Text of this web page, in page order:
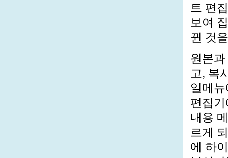
트 편
보여
뀐 것
원본
고, 복
일메
편집
내용
르게
에 하